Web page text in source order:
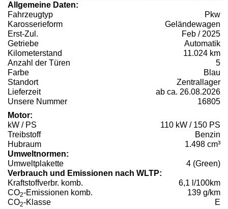
Allgemeine Daten:
Fahrzeugtyp
Pkw
Karosserieform
Geländewagen
Erst-Zul.
Feb / 2025
Getriebe
Automatik
Kilometerstand
11.024 km
Anzahl der Türen
5
Farbe
Blau
Standort
Zentrallager
Lieferzeit
ab ca. 26.08.2026
Unsere Nummer
16805
Motor:
kW / PS
110 kW / 150 PS
Treibstoff
Benzin
Hubraum
1.498 cm³
Umweltnormen:
Umweltplakette
4 (Green)
Verbrauch und Emissionen nach WLTP:
Kraftstoffverbr. komb.
6,1 l/100km
CO2-Emissionen komb.
139 g/km
CO2-Klasse E